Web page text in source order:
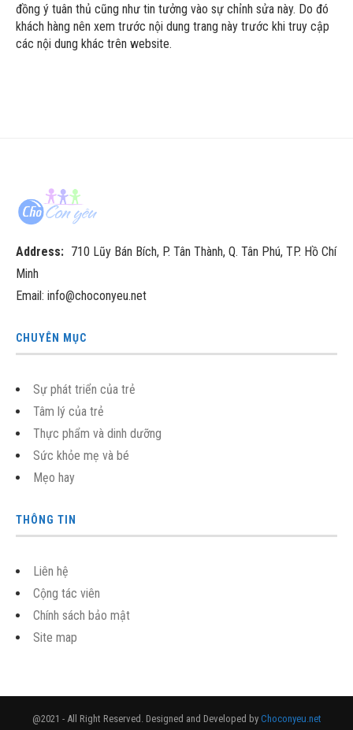
đồng ý tuân thủ cũng như tin tưởng vào sự chỉnh sửa này. Do đó
khách hàng nên xem trước nội dung trang này trước khi truy cập
các nội dung khác trên website.
Address: 710 Lũy Bán Bích, P. Tân Thành, Q. Tân Phú, TP. Hồ Chí
Minh
Email: info@choconyeu.net
CHUYÊN MỤC
Sự phát triển của trẻ
Tâm lý của trẻ
Thực phẩm và dinh dưỡng
Sức khỏe mẹ và bé
Mẹo hay
THÔNG TIN
Liên hệ
Cộng tác viên
Chính sách bảo mật
Site map
@2021 - All Right Reserved. Designed and Developed by Choconyeu.net